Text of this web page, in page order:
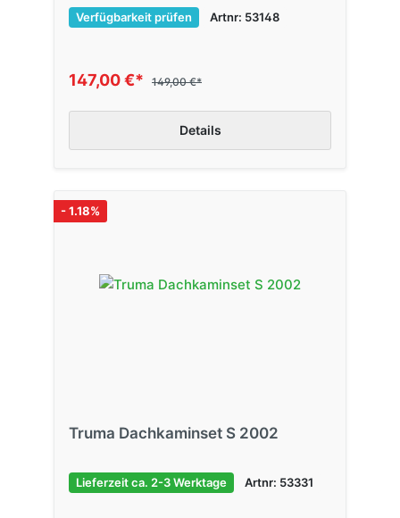
Verfügbarkeit prüfen Artnr: 53148
147,00 €* 149,00 €*
Details
- 1.18%
Truma Dachkaminset S 2002
Lieferzeit ca. 2-3 Werktage Artnr: 53331